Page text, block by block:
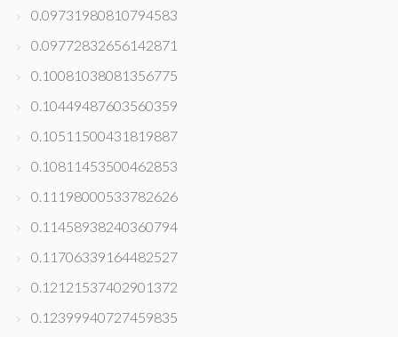
0.09731980810794583
0.09772832656142871
0.10081038081356775
0.10449487603560359
0.10511500431819887
0.10811453500462853
0.11198000533782626
0.11458938240360794
0.11706339164482527
0.12121537402901372
0.12399940727459835